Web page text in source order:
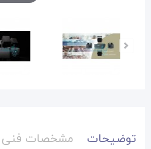
توضیحات مشخصات فنی